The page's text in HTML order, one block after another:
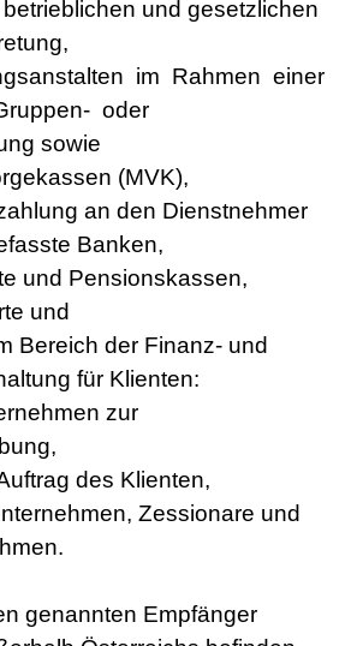
und gesetzlichen
im Rahmen einer
oder
sowie
(MVK),
an den Dienstnehmer
Banken,
und Pensionskassen,
und
Bereich der Finanz- und
für Klienten:
zur
des Klienten,
Zessionare und
genannten Empfänger